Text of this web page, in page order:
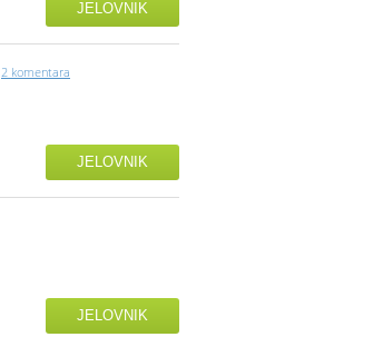
JELOVNIK
2 komentara
JELOVNIK
JELOVNIK